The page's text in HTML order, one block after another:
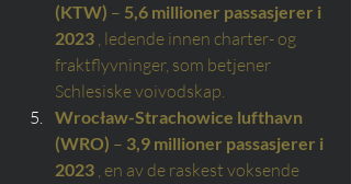
(KTW) – 5,6 millioner passasjerer i
2023 , ledende innen charter- og
fraktflyvninger, som betjener
Schlesiske voivodskap.
Wrocław-Strachowice lufthavn
(WRO) – 3,9 millioner passasjerer i
2023 , en av de raskest voksende